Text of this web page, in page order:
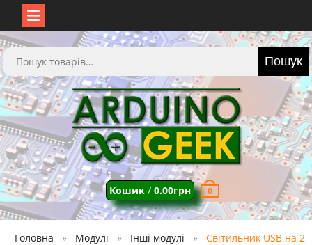
Перейти
до
вмісту
Шукати: Пошук
Кошик/ 0.00грн 0
Головна Модулі Інші модулі
Світильник USB на 2